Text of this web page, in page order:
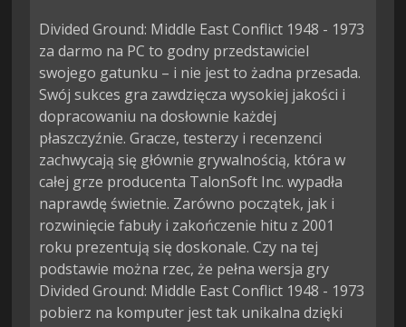
Divided Ground: Middle East Conflict 1948 - 1973
za darmo na PC to godny przedstawiciel
swojego gatunku – i nie jest to żadna przesada.
Swój sukces gra zawdzięcza wysokiej jakości i
dopracowaniu na dosłownie każdej
płaszczyźnie. Gracze, testerzy i recenzenci
zachwycają się głównie grywalnością, która w
całej grze producenta TalonSoft Inc. wypadła
naprawdę świetnie. Zarówno początek, jak i
rozwinięcie fabuły i zakończenie hitu z 2001
roku prezentują się doskonale. Czy na tej
podstawie można rzec, że pełna wersja gry
Divided Ground: Middle East Conflict 1948 - 1973
pobierz na komputer jest tak unikalna dzięki